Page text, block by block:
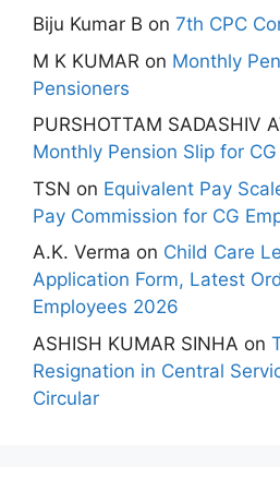
Biju Kumar B on 7th CPC
M K KUMAR on Monthly
Pensioners
PURSHOTTAM SADASHIV
Monthly Pension Slip for
TSN on Equivalent Pay
Pay Commission for CG
A.K. Verma on Child Care
Application Form, Latest
Employees 2026
ASHISH KUMAR SINHA on
Resignation in Central
Circular